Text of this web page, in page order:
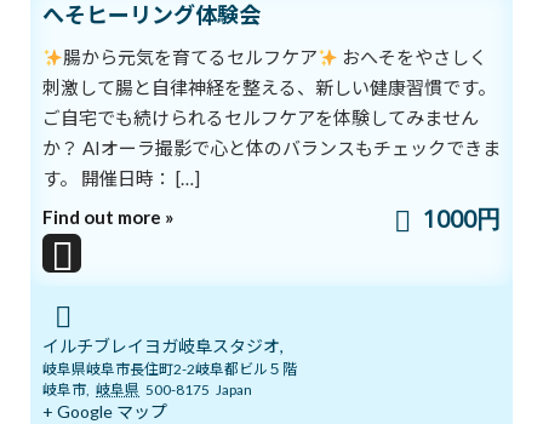
する地点です。
百会は「百種類の経絡が集まる」という意味で、東洋医学ではた
いへん重要視されています。
気の感覚が目覚めると、百会に天のエネルギーが入ってくるとさ
れ、「大天門」（天の大きな門）とも呼ばれています。
百会と同じように天のエネルギーがよく入ってくる所なので、小天
門（天の小さい門）とも呼ばれています。
へそヒーリング体験会
腸から元気を育てるセルフケア
おへそをやさしく
刺激して腸と自律神経を整える、新しい健康習慣です。
ご自宅でも続けられるセルフケアを体験してみません
か？ AIオーラ撮影で心と体のバランスもチェックできま
す。 開催日時： […]
Find out more »
1000円
イルチブレイヨガ岐阜スタジオ,
岐阜県岐阜市長住町2-2岐阜都ビル５階
岐阜市, 岐阜県 500-8175 Japan
+ Google マップ